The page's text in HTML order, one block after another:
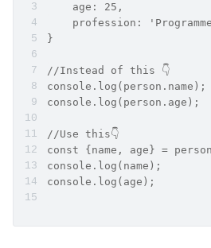
    age: 25,
profession:
}
//Instead of this 👇
console.log(person.name);
console.log(person.age);
//Use this👇
const {name, age} =
console.log(name);
console.log(age);